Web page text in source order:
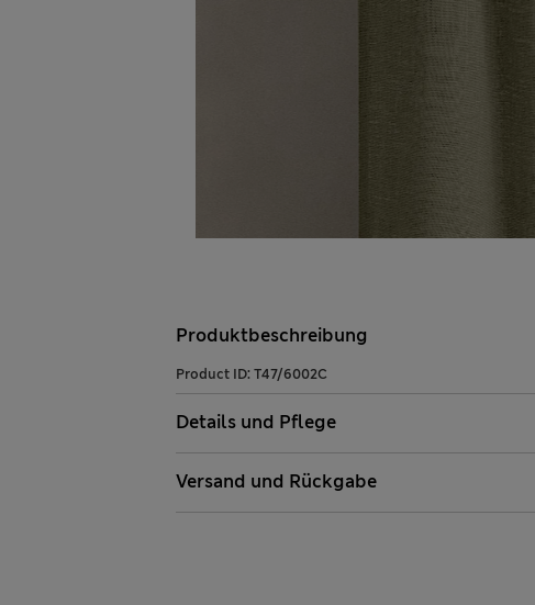
Produktbeschreibung
Product ID: T47/6002C
Details und Pflege
Versand und Rückgabe